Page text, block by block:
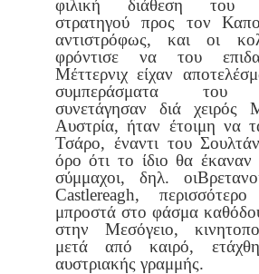
φιλική διάθεση του
στρατηγού προς τον
αντιστρόφως, και οι
φρόντισε να του
Μέττερνιχ είχαν
συμπεράσματα του
συνετάγησαν διά χειρός
Αυστρία, ήταν έτοιμη να
Τσάρο, έναντι του Σουλτά
όρο ότι το ίδιο θα έκαναν
σύμμαχοι, δηλ. οι
Castlereagh,
μπροστά στο φάσμα
στην Μεσόγειο,
μετάαπό καιρό,
αυστριακής γραμμής.